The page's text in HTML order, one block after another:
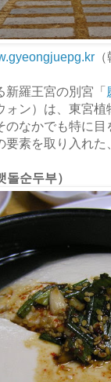
新羅王宮の別宮「
ォン）は、東宮
のなかでも特に
要素を取り入れ
순두부）